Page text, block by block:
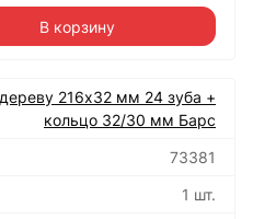
В корзину
216х32 мм 24 зуба +
кольцо 32/30 мм Барс
73381
1 шт.